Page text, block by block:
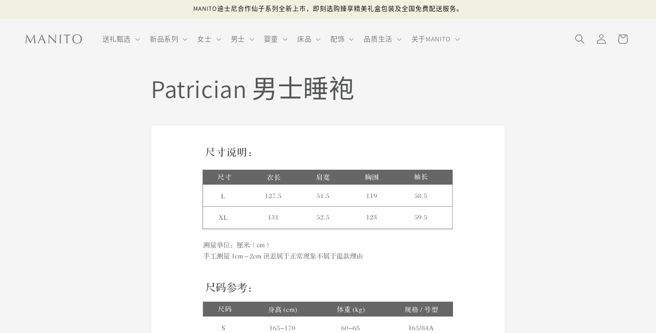
MANITO迪士尼合作仙子系列全新上市，即刻选购臻享精美礼盒包装及全国免费配送服务。
送礼甄选 新品系列 女士 男士 婴童 床品 配饰 品质生活 关于MANITO
录
物
Patrician 男士睡袍